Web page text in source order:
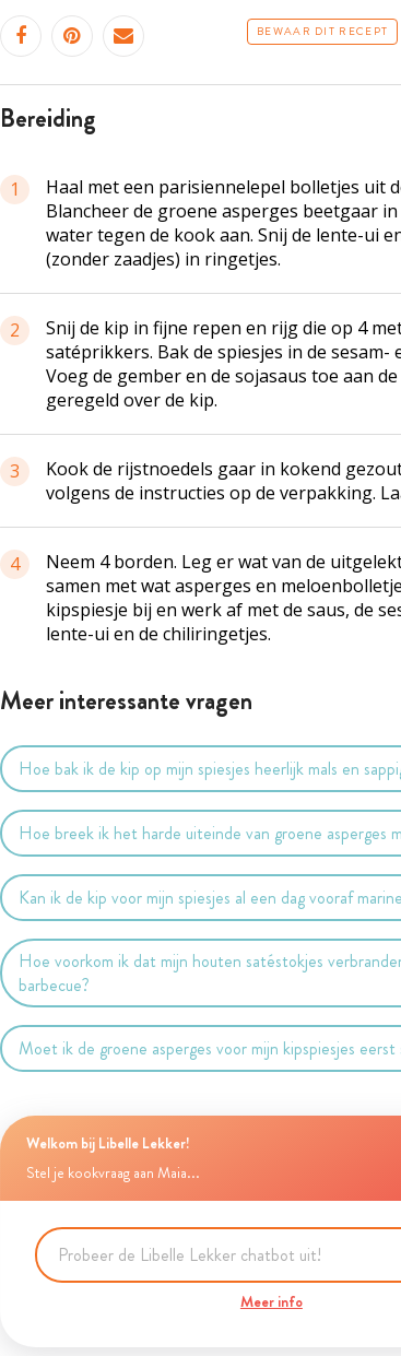
BEWAAR DIT RECEPT
bereiding
1
Haal met een parisiennelepel bolletjes uit
Blancheer de groene asperges beetgaar
water tegen de kook aan. Snij de lente-ui
(zonder zaadjes) in ringetjes.
2
Snij de kip in fijne repen en rijg die op 4
satéprikkers. Bak de spiesjes in de sesam-
Voeg de gember en de sojasaus toe aan
geregeld over de kip.
3
Kook de rijstnoedels gaar in kokend
volgens de instructies op de verpakking.
4
Neem 4 borden. Leg er wat van de
samen met wat asperges en
kipspiesje bij en werk af met de saus, de
lente-ui en de chiliringetjes.
Meer interessante vragen
Hoe bak ik de kip op mijn spiesjes heerlijk mals en
Hoe breek ik het harde uiteinde van groene asperges
Kan ik de kip voor mijn spiesjes al een dag vooraf
Hoe voorkom ik dat mijn houten satéstokjes
barbecue?
Moet ik de groene asperges voor mijn kipspiesjes eerst
Welkom bij Libelle Lekker!
Stel je kookvraag aan Maia...
Meer info